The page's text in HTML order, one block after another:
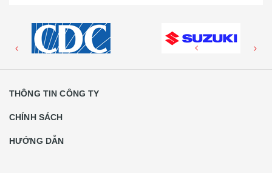
THÔNG TIN CÔNG TY
CHÍNH SÁCH
HƯỚNG DẪN